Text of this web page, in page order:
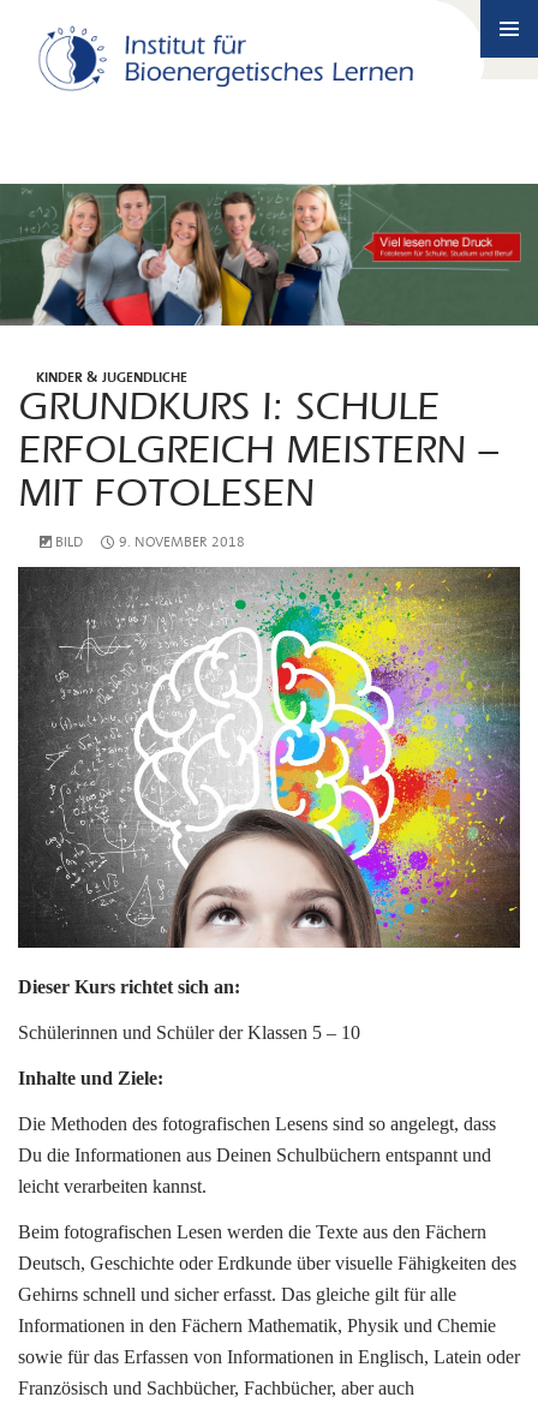
SKIP
TO
CONTENT
IMAGES
KINDER & JUGENDLICHE
GRUNDKURS I: SCHULE
ERFOLGREICH MEISTERN –
MIT FOTOLESEN
BILD 9. NOVEMBER 2018
Dieser Kurs richtet sich an:
Schülerinnen und Schüler der Klassen 5 – 10
Inhalte und Ziele:
Die Methoden des fotografischen Lesens sind so angelegt, dass
Du die Informationen aus Deinen Schulbüchern entspannt und
leicht verarbeiten kannst.
Beim fotografischen Lesen werden die Texte aus den Fächern
Deutsch, Geschichte oder Erdkunde über visuelle Fähigkeiten des
Gehirns schnell und sicher erfasst. Das gleiche gilt für alle
Informationen in den Fächern Mathematik, Physik und Chemie
sowie für das Erfassen von Informationen in Englisch, Latein oder
Französisch und Sachbücher, Fachbücher, aber auch